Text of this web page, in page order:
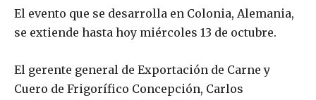
El evento que se desarrolla en Colonia, Alemania,
se extiende hasta hoy miércoles 13 de octubre.
El gerente general de Exportación de Carne y
Cuero de Frigorífico Concepción, Carlos